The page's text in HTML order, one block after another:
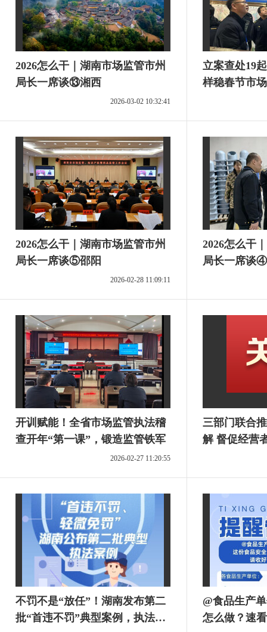
2026怎么干｜湖南市场监管市州
局长一席谈⑬湘西
2026-03-02 10:32:41
立案查处19
样稳春节市
2026怎么干｜湖南市场监管市州
局长一席谈⑤邵阳
2026-02-28 11:09:11
2026怎么干
局长一席谈
开训赋能！全省市场监管执法稽
查开年“第一课”，锻造监管铁军
2026-02-27 11:20:55
三部门联合
解 督促经营
不罚不是“放任”！湖南发布第二
批“首违不罚”典型案例，执法温
@食品生产
怎么做？速